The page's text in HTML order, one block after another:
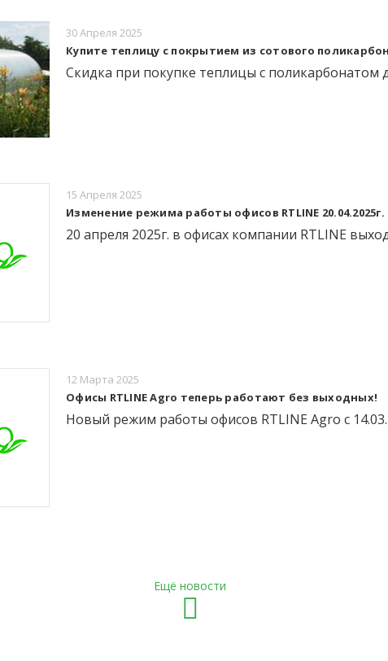
30 Апреля 2025
Купите теплицу с покрытием из сотового
Скидка при покупке теплицы с поликарбонатом
15 Апреля 2025
Изменение режима работы офисов RTLINE 20.04.2025г.
20 апреля 2025г. в офисах компании RTLINE
12 Марта 2025
Офисы RTLINE Agro теперь работают без выходных!
Новый режим работы офисов RTLINE Agro с
Ещё новости